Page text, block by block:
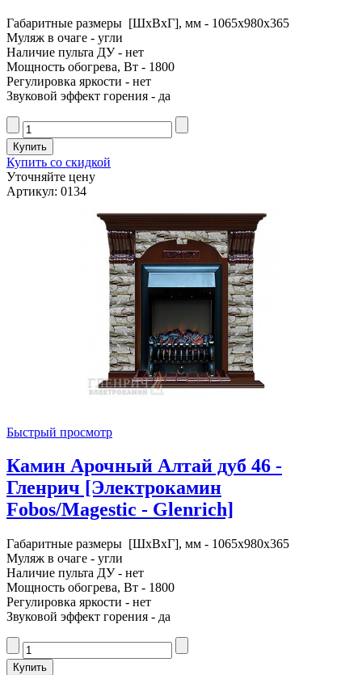
Габаритные размеры [ШxВxГ], мм - 1065x980x365
Муляж в очаге - угли
Наличие пульта ДУ - нет
Мощность обогрева, Вт - 1800
Регулировка яркости - нет
Звуковой эффект горения - да
Купить со скидкой
Уточняйте цену
Артикул: 0134
Быстрый просмотр
Камин Арочный Алтай дуб 46 -
Гленрич [Электрокамин
Fobos/Magestic - Glenrich]
Габаритные размеры [ШxВxГ], мм - 1065x980x365
Муляж в очаге - угли
Наличие пульта ДУ - нет
Мощность обогрева, Вт - 1800
Регулировка яркости - нет
Звуковой эффект горения - да